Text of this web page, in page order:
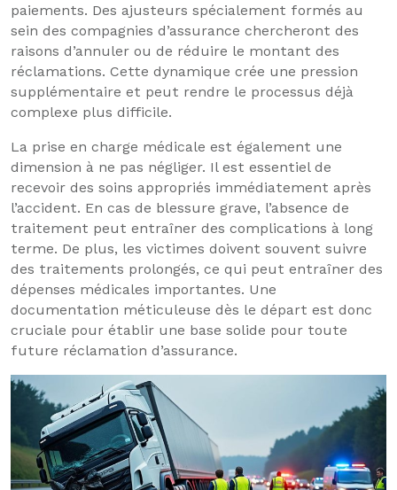
paiements. Des ajusteurs spécialement formés au
sein des compagnies d’assurance chercheront des
raisons d’annuler ou de réduire le montant des
réclamations. Cette dynamique crée une pression
supplémentaire et peut rendre le processus déjà
complexe plus difficile.
La prise en charge médicale est également une
dimension à ne pas négliger. Il est essentiel de
recevoir des soins appropriés immédiatement après
l’accident. En cas de blessure grave, l’absence de
traitement peut entraîner des complications à long
terme. De plus, les victimes doivent souvent suivre
des traitements prolongés, ce qui peut entraîner des
dépenses médicales importantes. Une
documentation méticuleuse dès le départ est donc
cruciale pour établir une base solide pour toute
future réclamation d’assurance.